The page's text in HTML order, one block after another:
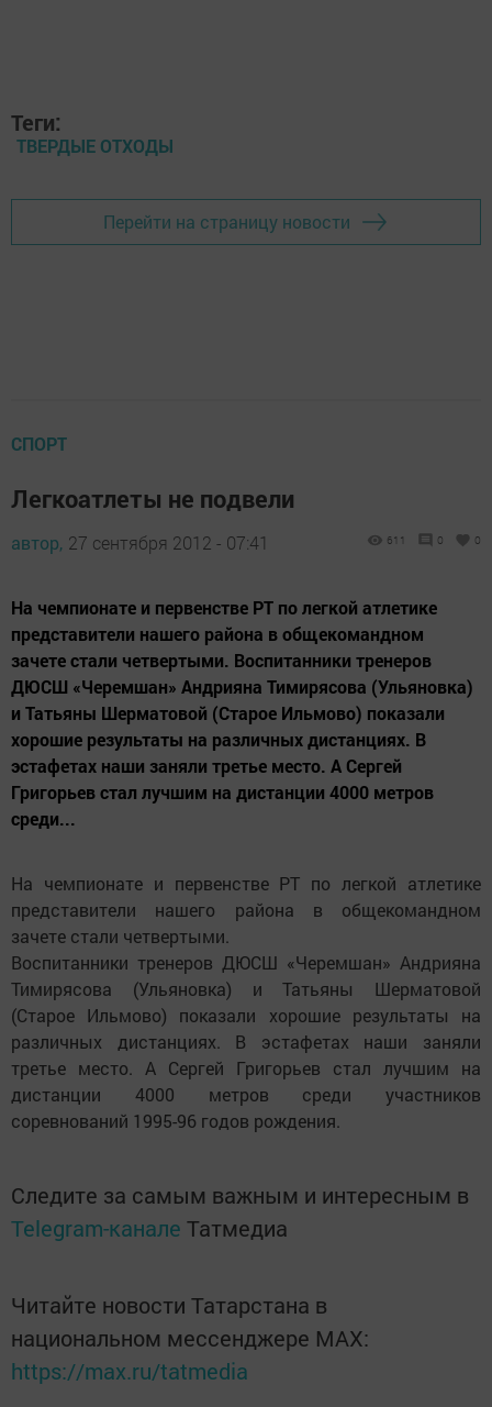
Теги:
ТВЕРДЫЕ ОТХОДЫ
Перейти на страницу новости
СПОРТ
Легкоатлеты не подвели
автор, 27 сентября 2012 - 07:41 611 0 0
На чемпионате и первенстве РТ по легкой атлетике
представители нашего района в общекомандном
зачете стали четвертыми. Воспитанники тренеров
ДЮСШ «Черемшан» Андрияна Тимирясова (Ульяновка)
и Татьяны Шерматовой (Старое Ильмово) показали
хорошие результаты на различных дистанциях. В
эстафетах наши заняли третье место. А Сергей
Григорьев стал лучшим на дистанции 4000 метров
среди...
На чемпионате и первенстве РТ по легкой атлетике
представители нашего района в общекомандном
зачете стали четвертыми.
Воспитанники тренеров ДЮСШ «Черемшан» Андрияна
Тимирясова (Ульяновка) и Татьяны Шерматовой
(Старое Ильмово) показали хорошие результаты на
различных дистанциях. В эстафетах наши заняли
третье место. А Сергей Григорьев стал лучшим на
дистанции 4000 метров среди участников
соревнований 1995-96 годов рождения.
Следите за самым важным и интересным в
Telegram-канале Татмедиа
Читайте новости Татарстана в
национальном мессенджере MАХ:
https://max.ru/tatmedia